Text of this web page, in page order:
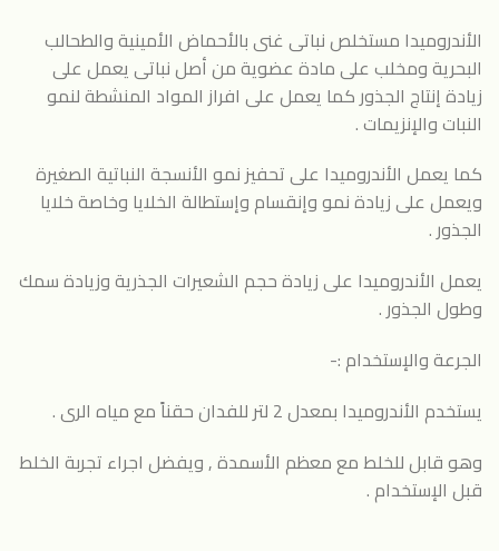
الأندروميدا مستخلص نباتى غنى بالأحماض الأمينية والطحالب
البحرية ومخلب على مادة عضوية من أصل نباتى يعمل على
زيادة إنتاج الجذور كما يعمل على افراز المواد المنشطة لنمو
النبات والإنزيمات .
كما يعمل الأندروميدا على تحفيز نمو الأنسجة النباتية الصغيرة
ويعمل على زيادة نمو وإنقسام وإستطالة الخلايا وخاصة خلايا
الجذور .
يعمل الأندروميدا على زيادة حجم الشعيرات الجذرية وزيادة سمك
وطول الجذور .
الجرعة والإستخدام :-
يستخدم الأندروميدا بمعدل 2 لتر للفدان حقناً مع مياه الرى .
وهو قابل للخلط مع معظم الأسمدة , ويفضل اجراء تجربة الخلط
قبل الإستخدام .